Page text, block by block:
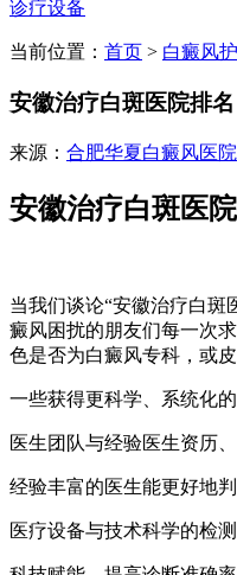
诊疗设备
当前位置： 首页 > 白癜风
安徽治疗白斑医院排名
来源： 合肥华夏白癜风医院
安徽治疗白斑医
当我们谈论“安徽治疗白斑
癜风困扰的朋友们每一次
色是否为白癜风专科，或
一些获得更科学、系统化
医生团队与经验医生资历
经验丰富的医生能更好地
医疗设备与技术科学的检